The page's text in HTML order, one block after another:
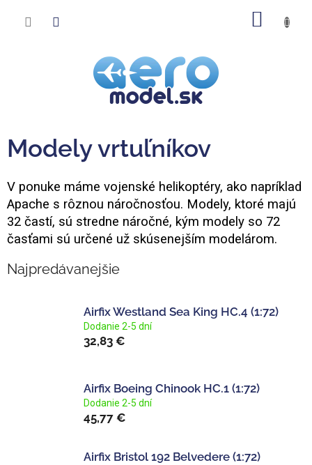
Modely vrtuľníkov
V ponuke máme vojenské helikoptéry, ako napríklad
Apache s rôznou náročnosťou. Modely, ktoré majú
32 častí, sú stredne náročné, kým modely so 72
časťami sú určené už skúsenejším modelárom.
Najpredávanejšie
Airfix Westland Sea King HC.4 (1:72)
Dodanie 2-5 dní
32,83 €
Airfix Boeing Chinook HC.1 (1:72)
Dodanie 2-5 dní
45,77 €
Airfix Bristol 192 Belvedere (1:72)